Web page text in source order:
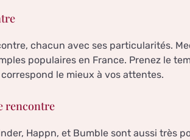
chacun avec ses particularités.
populaires en France. Prenez le
le mieux à vos attentes.
rencontre
Happn, et Bumble sont aussi très